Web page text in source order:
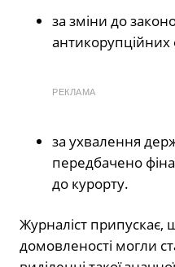
за зміни до
антикорупційних
РЕКЛАМА
за ухвалення
передбачено
до курорту.
Журналіст припускає,
домовленості могли